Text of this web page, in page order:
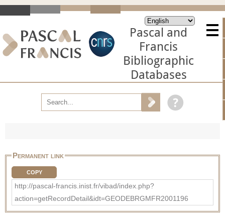
Pascal and
Francis
Bibliographic
Databases
Permanent link
COPY
http://pascal-francis.inist.fr/vibad/index.php?
action=getRecordDetail&idt=GEODEBRGMFR2001196